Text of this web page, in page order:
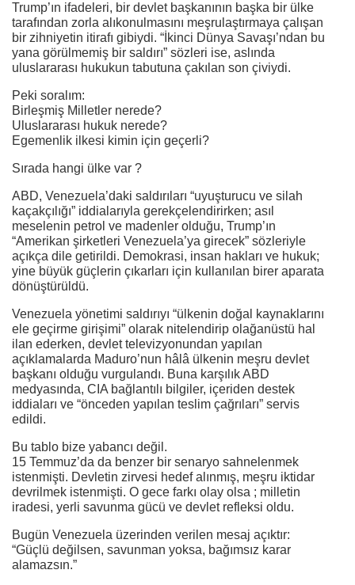
Trump’ın ifadeleri, bir devlet başkanının başka bir ülke
tarafından zorla alıkonulmasını meşrulaştırmaya çalışan
bir zihniyetin itirafı gibiydi. “İkinci Dünya Savaşı’ndan bu
yana görülmemiş bir saldırı” sözleri ise, aslında
uluslararası hukukun tabutuna çakılan son çiviydi.
Peki soralım:
Birleşmiş Milletler nerede?
Uluslararası hukuk nerede?
Egemenlik ilkesi kimin için geçerli?
Sırada hangi ülke var ?
ABD, Venezuela’daki saldırıları “uyuşturucu ve silah
kaçakçılığı” iddialarıyla gerekçelendirirken; asıl
meselenin petrol ve madenler olduğu, Trump’ın
“Amerikan şirketleri Venezuela’ya girecek” sözleriyle
açıkça dile getirildi. Demokrasi, insan hakları ve hukuk;
yine büyük güçlerin çıkarları için kullanılan birer aparata
dönüştürüldü.
Venezuela yönetimi saldırıyı “ülkenin doğal kaynaklarını
ele geçirme girişimi” olarak nitelendirip olağanüstü hal
ilan ederken, devlet televizyonundan yapılan
açıklamalarda Maduro’nun hâlâ ülkenin meşru devlet
başkanı olduğu vurgulandı. Buna karşılık ABD
medyasında, CIA bağlantılı bilgiler, içeriden destek
iddiaları ve “önceden yapılan teslim çağrıları” servis
edildi.
Bu tablo bize yabancı değil.
15 Temmuz’da da benzer bir senaryo sahnelenmek
istenmişti. Devletin zirvesi hedef alınmış, meşru iktidar
devrilmek istenmişti. O gece farkı olay olsa ; milletin
iradesi, yerli savunma gücü ve devlet refleksi oldu.
Bugün Venezuela üzerinden verilen mesaj açıktır:
“Güçlü değilsen, savunman yoksa, bağımsız karar
alamazsın.”